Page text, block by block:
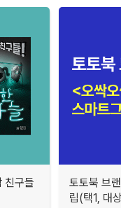
친구들
토토북 브
립(택1, 대